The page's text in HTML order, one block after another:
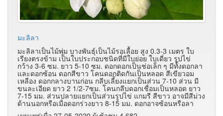
มะลิลา
มะลิลาเป็นไม้พุ่ม บางพันธุ์เป็นไม้รอเลื้อย สูง 0.3-3 เมตร ใบ
เรียงตรงข้าม เป็นใบประกอบชนิดที่มีใบย่อย ใบเดี่ยว รูปไข่
กว้าง 3-6 ซม. ยาว 5-10 ซม. ดอกดอกเป็นช่อเล็ก ๆ มีทั้งดอกลา
และดอกซ้อน ดอกสีขาว โคนดอกติดกันเป็นหลอด สีเขียวอม
เหลือง ดอกกลางบานก่อน กลีบเลี้ยงแยกเป็นส่วน 7-10 ส่วน มี
ขนละเอียด ยาว 2 1/2-7ซม. โคนกลีบดอกเชื่อมเป็นหลอด ยาว
7-15 มม. ส่วนปลายแยกเป็นส่วนรูปไข่ แกมรี สีขาว อาจมีสีม่วง
ด้านนอกหรือเมื่อดอกร่วงยาว 8-15 มม. ดอกอาจซ้อนหรือลา